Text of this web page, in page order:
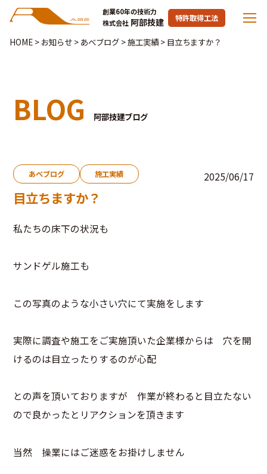
創業60年の技術力
株式会社 阿部技建 特許取得工法
HOME> お知らせ> あべブログ>施工実績> 目立ちますか？
BLOG 阿部技建ブログ
あべブログ 施工実績 2025/06/17
目立ちますか？
私たちの床下の状況も
サンドゲル施工も
この写真のような小さい穴にて実施をします
実際に調査や施工をご実施頂いた企業様からは 穴を開
けるのは目立ったりするのが心配
との声を頂いておりますが 作業が終わると目立たない
ので良かったとリアクションを頂きます
当然 操業にはご迷惑をお掛けしません